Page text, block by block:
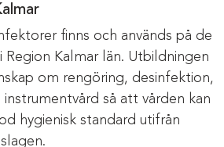
finns och används på de
Region Kalmar län. Utbildningen
om rengöring, desinfektion,
så att vården kan
hygienisk standard utifrån